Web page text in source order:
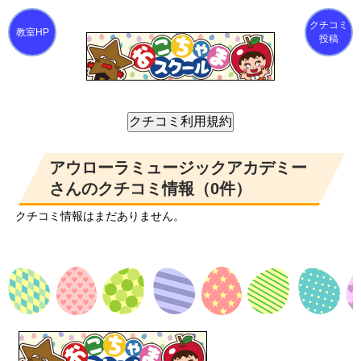
クチコミ
投稿
アウローラミュージックアカデミー
さんのクチコミ情報（0件）
クチコミ情報はまだありません。